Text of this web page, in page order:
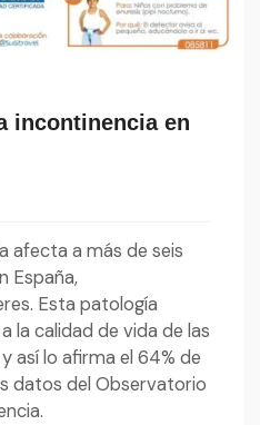
incontinencia en
afecta a más de seis
España,
Esta patología
la calidad de vida de las
así lo afirma el 64% de
datos del Observatorio